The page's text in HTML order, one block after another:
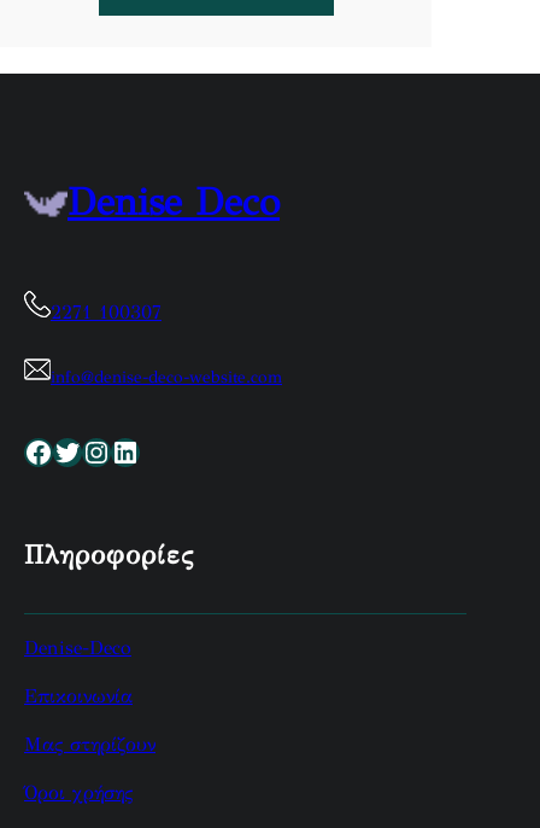
Denise Deco
2271 100307
info@denise-deco-website.com
Facebook Twitter InstagramLinkedin
Πληροφορίες
Denise-Deco
Επικοινωνία
Μας στηρίζουν
Όροι χρήσης